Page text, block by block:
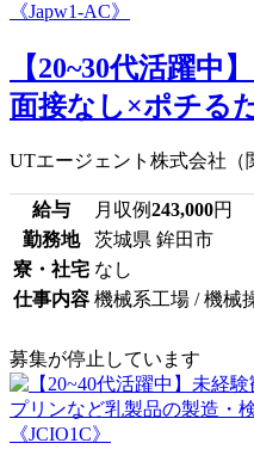
【20~30代活躍中
面接なし×ポチる
UTエージェント株式会社（
給与 月収例243,000円
勤務地
茨城県 鉾田市
寮・社宅 なし
仕事内容 機械系工場 / 機械
募集が停止しています